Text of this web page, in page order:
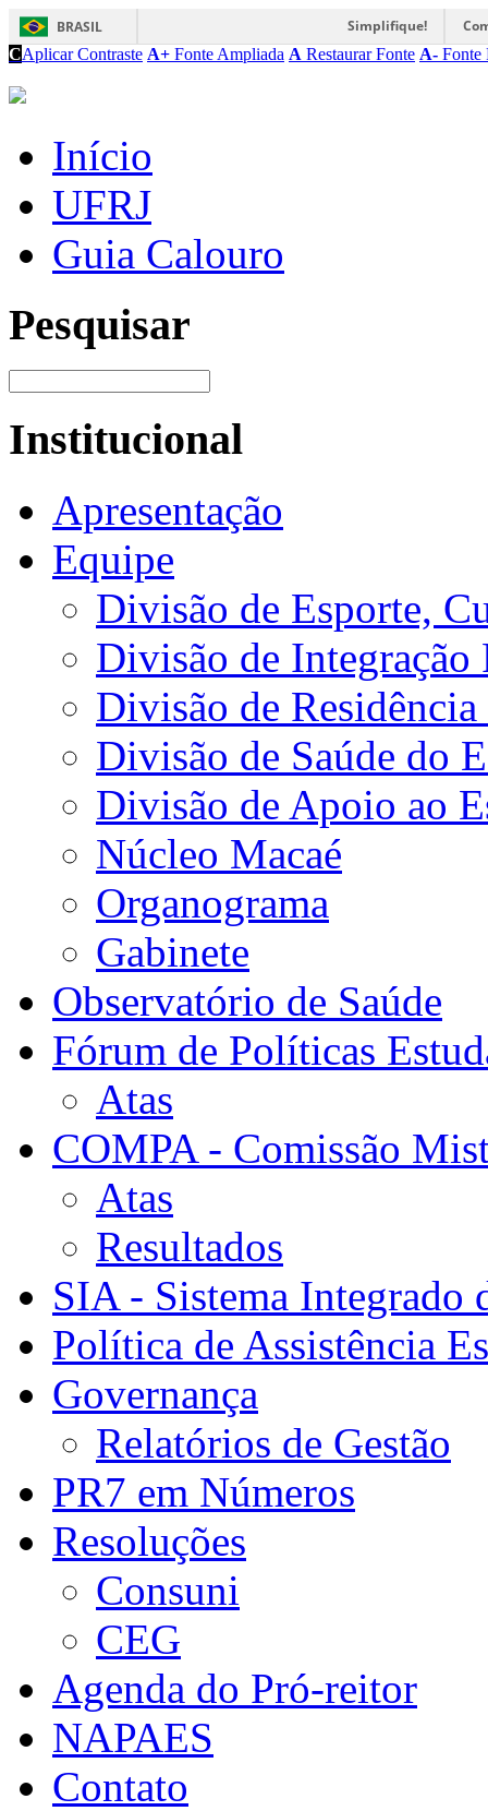
BRASIL Simplifique!
CAplicar Contraste A+ Fonte Ampliada A Restaurar Fonte A- Fonte
Início
UFRJ
Guia Calouro
Pesquisar
Institucional
Apresentação
Equipe
Divisão de Esporte,
Divisão de Integração
Divisão de
Divisão de Saúde do
Divisão de Apoio ao
Núcleo Macaé
Organograma
Gabinete
Observatório de Saúde
Fórum de Políticas
Atas
COMPA - Comissão
Atas
Resultados
SIA - Sistema Integrado
Política de Assistência
Governança
Relatórios de Gestão
PR7 em Números
Resoluções
Consuni
CEG
Agenda do Pró-reitor
NAPAES
Contato